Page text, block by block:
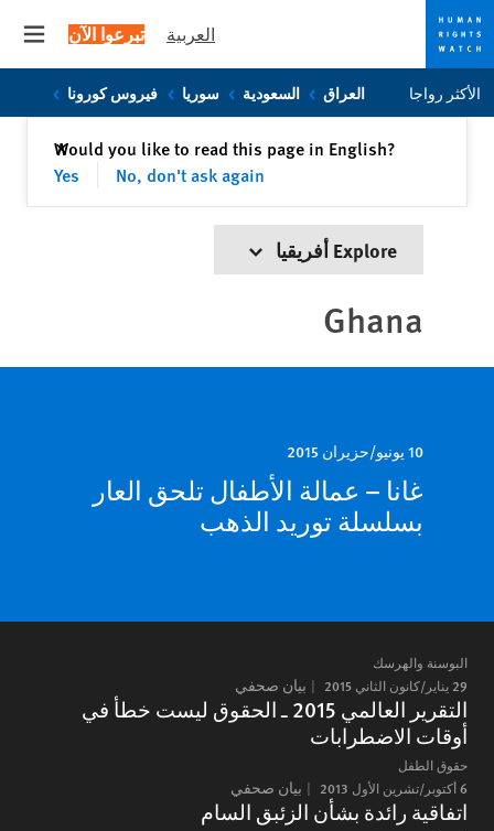
Skip
to
Skip
to
العربية تبرعوا الآن
الأكثر رواجا العراق السعودية سوريا فيروس كورونا
Would you like to read this page in English?
Yes
No, don't ask again
✕إغلاق
Explore أفريقيا
Ghana
10 يونيو/حزيران 2015
غانا – عمالة الأطفال تلحق العار
بسلسلة توريد الذهب
البوسنة والهرسك
29 يناير/كانون الثاني 2015
بيان صحفي
التقرير العالمي 2015 ـ الحقوق ليست خطأ في
أوقات الاضطرابات
حقوق الطفل
6 أكتوبر/تشرين الأول 2013
بيان صحفي
اتفاقية رائدة بشأن الزئبق السام